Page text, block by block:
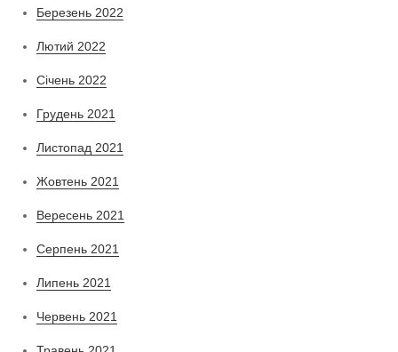
Березень 2022
Лютий 2022
Січень 2022
Грудень 2021
Листопад 2021
Жовтень 2021
Вересень 2021
Серпень 2021
Липень 2021
Червень 2021